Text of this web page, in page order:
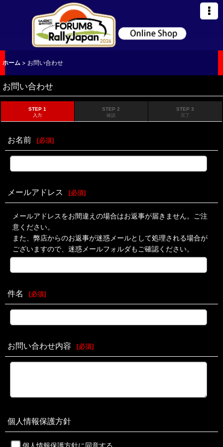
ホーム > お問い合わせ
お問い合わせ
STEP 1
入力
STEP 2
確認
STEP 3
完了
お名前 [必須]
メールアドレス [必須]
メールアドレスをお間違えの場合はお返事が届きません。ご注
意ください。
また、弊店からのお返事が迷惑メールとして処理される場合が
ございますので、迷惑メールフォルダもご確認ください。
件名 [必須]
お問い合わせ内容 [必須]
個人情報保護方針
個人情報保護方針に同意する